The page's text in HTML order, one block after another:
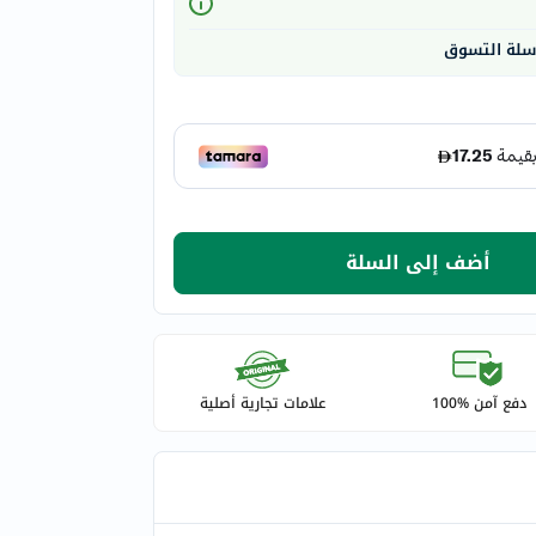
سلة التسوق
أضف إلى السلة
دفع آمن %100 علامات تجارية أصلية